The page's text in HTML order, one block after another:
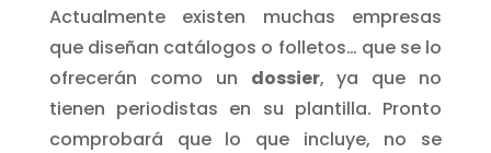
Actualmente existen muchas empresas
que diseñan catálogos o folletos… que se lo
ofrecerán como un dossier, ya que no
tienen periodistas en su plantilla. Pronto
comprobará que lo que incluye, no se